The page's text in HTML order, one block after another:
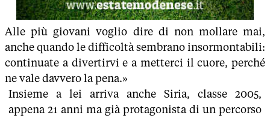
Alle più giovani voglio dire di non mollare mai,
anche quando le difficoltà sembrano insormontabili:
continuate a divertirvi e a metterci il cuore, perché
ne vale davvero la pena.»
Insieme a lei arriva anche Siria, classe 2005,
appena 21 anni ma già protagonista di un percorso